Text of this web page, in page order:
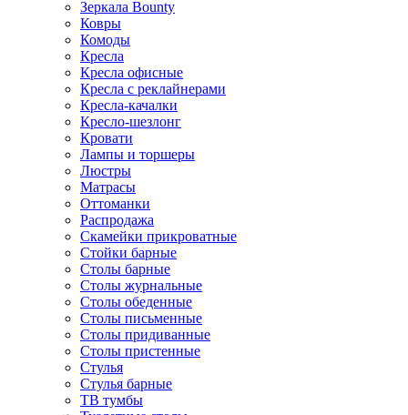
Зеркала Bounty
Ковры
Комоды
Кресла
Кресла офисные
Кресла с реклайнерами
Кресла-качалки
Кресло-шезлонг
Кровати
Лампы и торшеры
Люстры
Матрасы
Оттоманки
Распродажа
Скамейки прикроватные
Стойки барные
Столы барные
Столы журнальные
Столы обеденные
Столы письменные
Столы придиванные
Столы пристенные
Стулья
Стулья барные
ТВ тумбы